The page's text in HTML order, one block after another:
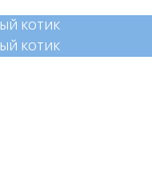
КОТИК
КОТИК